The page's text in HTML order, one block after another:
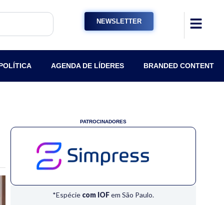
NEWSLETTER
AGENDA DE LÍDERES BRANDED CONTENT
PATROCINADORES